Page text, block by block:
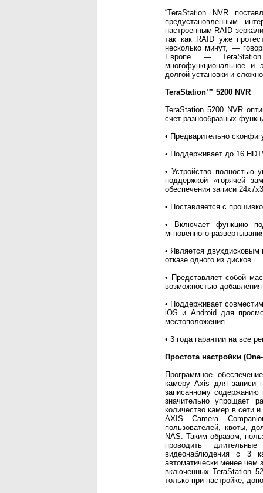
“TeraStation NVR
предустановленным
настроенным RAID
так как RAID уже
несколько минут, —
Европе. —
многофункциональное и
долгой установки и
TeraStation™ 5200 NVR
TeraStation 5200 NVR
счет разнообразных
• Предварительно
• Поддерживает до 16
• Устройство полностью
поддержкой «горячей
обеспечения записи
• Поставляется с
• Включает функцию
мгновенного
• Является двухдисковым
отказе одного из дисков
• Представляет собой
возможностью
• Поддерживает
iOS и Android для
местоположения
• 3 года гарантии на все
Простота настройки
Программное
камеру Axis для записи
записанному
значительно упрощает
количество камер в сети
AXIS Camera
пользователей, квоты,
NAS. Таким образом,
проводить
видеонаблюдения с 3
автоматически менее чем
включенных TeraStation
только при настройке,